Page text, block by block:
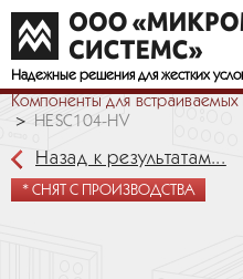
Надежные решения для жестких
Компоненты для
HESC104-HV
Назад к результатам...
* СНЯТ С ПРОИЗВОДСТВА